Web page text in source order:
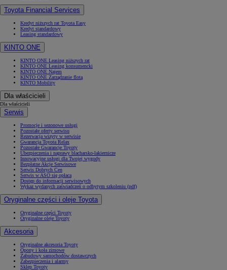
Toyota Financial Services
Kredyt niższych rat Toyota Easy
Kredyt standardowy
Leasing standardowy
KINTO ONE
KINTO ONE Leasing niższych rat
KINTO ONE Leasing konsumencki
KINTO ONE Najem
KINTO ONE Zarządzanie flotą
KINTO Mobility
Dla właścicieli
Dla właścicieli
Serwis
Promocje i sezonowe usługi
Pozostałe oferty serwisu
Rezerwacja wizyty w serwisie
Gwarancja Toyota Relax
Pozostałe Gwarancje Toyoty
Ubezpieczenia i naprawy blacharsko-lakiernicze
Innowacyjne usługi dla Twojej wygody
Bezpłatne Akcje Serwisowe
Serwis Dobrych Cen
Serwis w ASO się opłaca
Dostęp do informacji serwisowych
Wykaz wydanych zaświadczeń o odbytym szkoleniu (pdf)
Oryginalne części i oleje Toyota
Oryginalne części Toyoty
Oryginalne oleje Toyoty
Akcesoria
Oryginalne akcesoria Toyoty
Opony i koła zimowe
Zabudowy samochodów dostawczych
Zabezpieczenia i alarmy
Sklep Toyoty